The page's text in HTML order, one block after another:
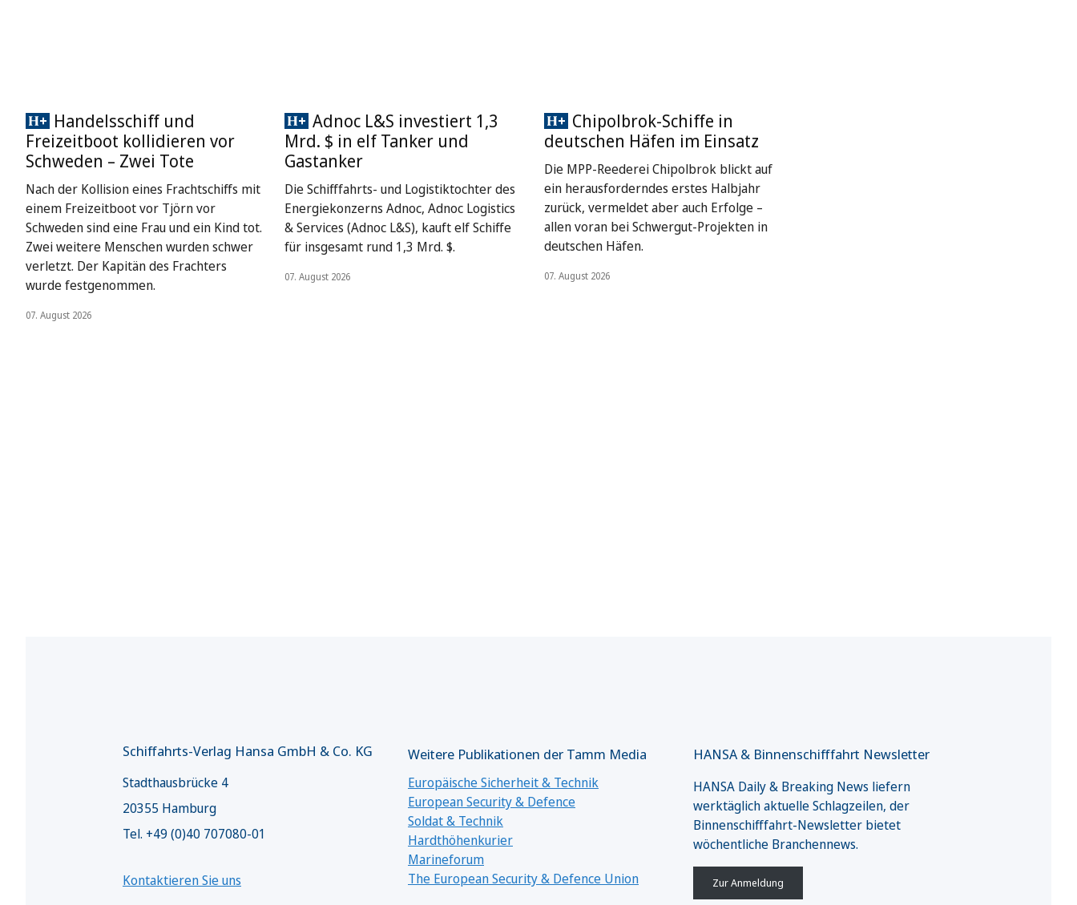
Handelsschiff und
Freizeitboot kollidieren vor
Schweden – Zwei Tote
Nach der Kollision eines Frachtschiffs mit
einem Freizeitboot vor Tjörn vor
Schweden sind eine Frau und ein Kind tot.
Zwei weitere Menschen wurden schwer
verletzt. Der Kapitän des Frachters
wurde festgenommen.
07. August 2026
Adnoc L&S investiert 1,3
Mrd. $ in elf Tanker und
Gastanker
Die Schifffahrts- und Logistiktochter des
Energiekonzerns Adnoc, Adnoc Logistics
& Services (Adnoc L&S), kauft elf Schiffe
für insgesamt rund 1,3 Mrd. $.
07. August 2026
Chipolbrok-Schiffe in
deutschen Häfen im Einsatz
Die MPP-Reederei Chipolbrok blickt auf
ein herausforderndes erstes Halbjahr
zurück, vermeldet aber auch Erfolge –
allen voran bei Schwergut-Projekten in
deutschen Häfen.
07. August 2026
Schiffahrts-Verlag Hansa GmbH & Co. KG
Stadthausbrücke 4
20355 Hamburg
Tel. +49 (0)40 707080-01
Kontaktieren Sie uns
Weitere Publikationen der Tamm Media
Europäische Sicherheit & Technik
European Security & Defence
Soldat & Technik
Hardthöhenkurier
Marineforum
The European Security & Defence Union
HANSA & Binnenschifffahrt Newsletter
HANSA Daily & Breaking News liefern
werktäglich aktuelle Schlagzeilen, der
Binnenschifffahrt-Newsletter bietet
wöchentliche Branchennews.
Zur Anmeldung